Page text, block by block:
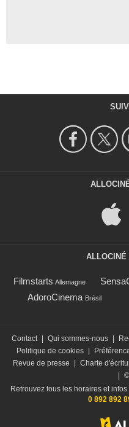
ALLOCINÉ
Filmstarts Allemagne
AdoroCinema Brésil
Contact | Qui sommes-nous |
Politique de cookies |
Revue de presse
| Charte
|
Retrouvez tous les horaires et
0 892 892